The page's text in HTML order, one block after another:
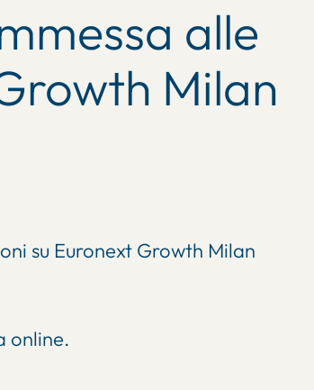
alle
Milan
su Euronext Growth Milan
online.